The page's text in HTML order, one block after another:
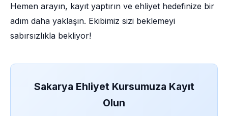
Hemen arayın, kayıt yaptırın ve ehliyet hedefinize bir
adım daha yaklaşın. Ekibimiz sizi beklemeyi
sabırsızlıkla bekliyor!
Sakarya Ehliyet Kursumuza Kayıt
Olun